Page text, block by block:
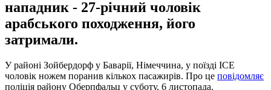
нападник - 27-річний чоловік
арабського походження, його
затримали.
У районі Зойбердорф у Баварії, Німеччина, у поїзді ICE
чоловік ножем поранив кількох пасажирів. Про це повідомляє
поліція району Оберпфальц у суботу, 6 листопада.